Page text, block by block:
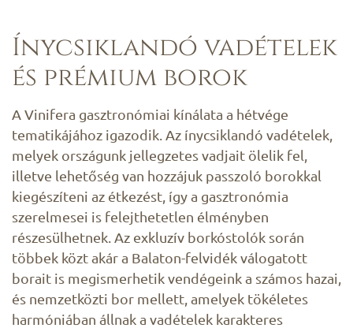
Ínycsiklandó vadételek
és prémium borok
A Vinifera gasztronómiai kínálata a hétvége
tematikájához igazodik. Az ínycsiklandó vadételek,
melyek országunk jellegzetes vadjait ölelik fel,
illetve lehetőség van hozzájuk passzoló borokkal
kiegészíteni az étkezést, így a gasztronómia
szerelmesei is felejthetetlen élményben
részesülhetnek. Az exkluzív borkóstolók során
többek közt akár a Balaton-felvidék válogatott
borait is megismerhetik vendégeink a számos hazai,
és nemzetközti bor mellett, amelyek tökéletes
harmóniában állnak a vadételek karakteres